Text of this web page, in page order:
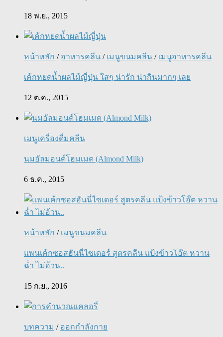
18 พ.ย., 2015
หน้าหลัก / อาหารคลีน / เมนูขนมคลีน / เมนูอาหารคลีน
เค้กหยดน้ำผลไม้ญี่ปุ่น ใสๆ น่ารัก น่ากินมากๆ เลย
12 ต.ค., 2015
เมนูเครื่องดื่มคลีน
นมอัลมอนด์โฮมเมด (Almond Milk)
6 ธ.ค., 2015
หน้าหลัก / เมนูขนมคลีน
แพนเค้กซอสฮันนี่ไซเดอร์ สูตรคลีน แป้งข้าวโอ๊ต หวาน
ฉ่ำ ไม่อ้วน..
15 ก.ย., 2016
บทความ / ออกกำลังกาย